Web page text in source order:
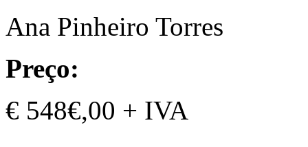
Ana Pinheiro Torres
Preço:
€ 548€,00 + IVA